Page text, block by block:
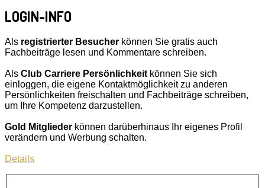
LOGIN-INFO
Als registrierter Besucher können Sie gratis auch
Fachbeiträge lesen und Kommentare schreiben.
Als Club Carriere Persönlichkeitkönnen Sie sich
einloggen, die eigene Kontaktmöglichkeit zu anderen
Persönlichkeiten freischalten und Fachbeiträge schreiben,
um Ihre Kompetenz darzustellen.
Gold Mitglieder können darüberhinaus Ihr eigenes Profil
verändern und Werbung schalten.
Details